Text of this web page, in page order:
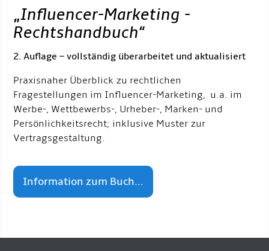
„Influencer-Marketing -
Rechtshandbuch“
2. Auflage – vollständig überarbeitet und aktualisiert
Praxisnaher Überblick zu rechtlichen
Fragestellungen im Influencer-Marketing, u.a. im
Werbe-, Wettbewerbs-, Urheber-, Marken- und
Persönlichkeitsrecht; inklusive Muster zur
Vertragsgestaltung.
Information zum Buch...